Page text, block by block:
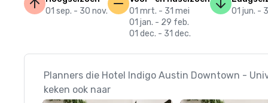
01 sep. - 30 nov.
01 mrt. - 31 mei
01 jan. - 29 feb.
01 dec. - 31 dec.
01 jun. -
Planners die Hotel Indigo Austin Downtown -
keken ook naar